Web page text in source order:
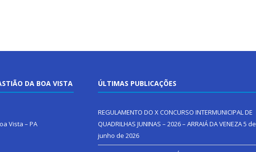
DA BOA VISTA
Vista – PA
ÚLTIMAS PUBLICAÇÕES
REGULAMENTO DO X CONCURSO INTERMUNICIPAL DE
QUADRILHAS JUNINAS – 2026 – ARRAIÁ DA VENEZA5 de
junho de 2026